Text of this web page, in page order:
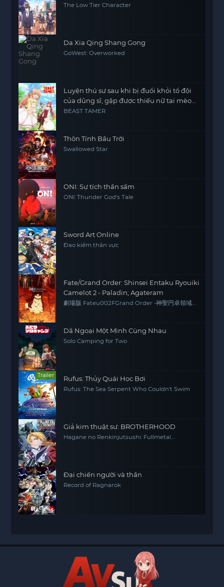
The Low Tier Character
Da Xia Qing Shang Gong
GoWest: Overworked
Luyện thú sư sau khi bị đuổi khỏi tổ đội
của dũng sĩ, gặp được thiếu nữ tai mèo
của chủng tộc mạnh nhất
BEAST TAMER
Thôn Tính Bầu Trời
Swallowed Star
ONI: Sự tích thần sấm
ONI: Thunder God's Tale
Sword Art Online
Đao kiếm thần vực
Fate/Grand Order: Shinsei Entaku Ryouiki
Camelot 2 - Paladin; Agateram
劇場版 Fateu002FGrand Order -神聖円卓領域
Dã Ngoại Một Mình Cùng Nhau
Solo Camping for Two
Trailer Rufus: Thủy Quái Học Bơi
Rufus: The Sea Serpent Who Couldn't Swim
Giả kim thuật sư: BROTHERHOOD
Hagane no Renkinjutsushi: Fullmetal
Đại chiến người và thần
Record of Ragnarok